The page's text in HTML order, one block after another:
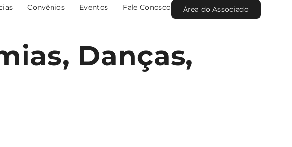
Convênios Eventos Fale Conosco Área do Associado
Danças,